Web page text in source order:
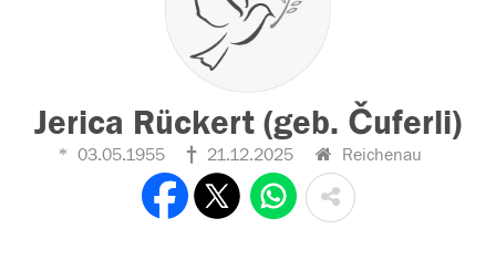
Jerica Rückert (geb. Čuferli)
03.05.1955 21.12.2025 Reichenau